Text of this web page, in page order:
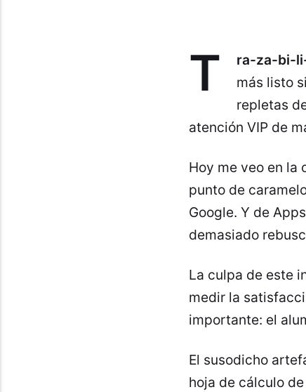
T ra-za-bi-
más listo
repletas
atención VIP de
Hoy me veo en la
punto de
Google. Y de
demasiado
La culpa de este
medir la
importante: el
El susodicho
hoja de cálculo